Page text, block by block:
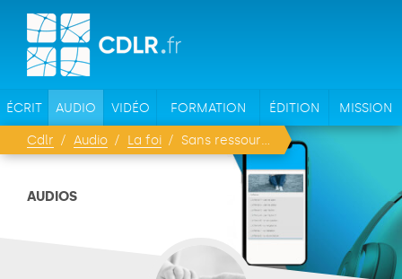
ÉCRIT AUDIO VIDÉO FORMATION ÉDITION MISSION
Cdlr Audio La foi Sans ressourcement ta foi faillira !
AUDIOS